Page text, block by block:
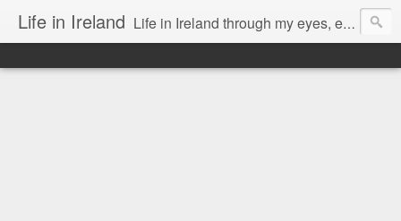
Life in Ireland Life in Ireland through my eyes, emigrants from Lithuania. When I came to this wonderful country at the age of 48, there was a certain paradigm shift for me. I was surprised that life is so intense here, if you want to see, accept this country and learn all new opportunities.